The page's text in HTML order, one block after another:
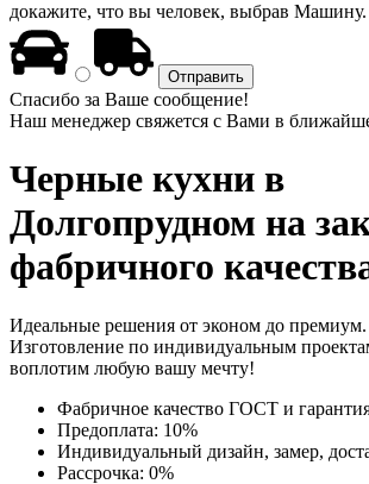
докажите, что вы человек, выбрав Машину.
Спасибо за Ваше сообщение!
Наш менеджер свяжется с Вами в
Черные кухни в
Долгопрудном на
фабричного
Идеальные решения от эконом до премиум.
Изготовление по индивидуальным
воплотим любую вашу мечту!
Фабричное качество ГОСТ и
Предоплата: 10%
Индивидуальный дизайн, замер,
Рассрочка: 0%